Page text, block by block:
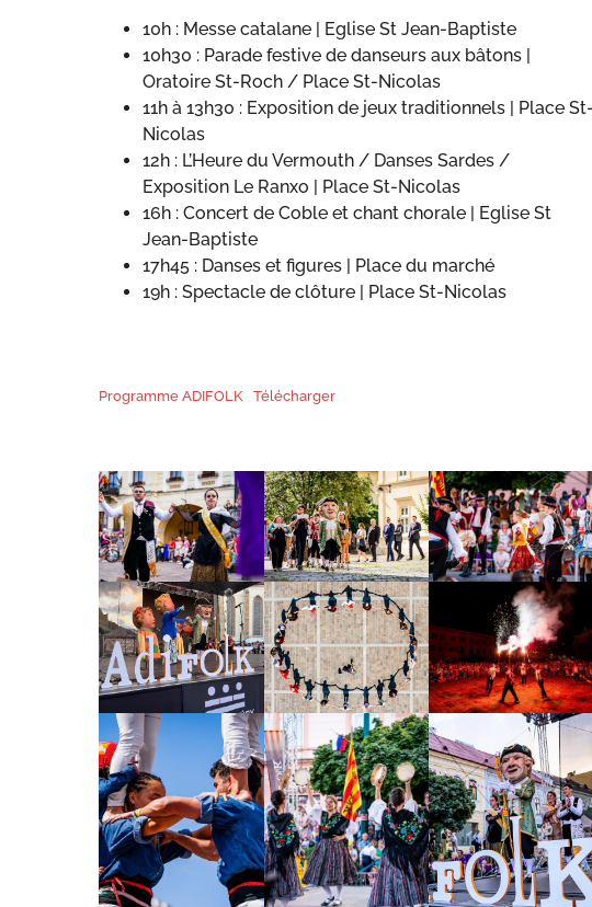
10h : Messe catalane | Eglise St Jean-Baptiste
10h30 : Parade festive de danseurs aux bâtons |
Oratoire St-Roch / Place St-Nicolas
11h à 13h30 : Exposition de jeux traditionnels | Place St-
Nicolas
12h : L’Heure du Vermouth / Danses Sardes /
Exposition Le Ranxo | Place St-Nicolas
16h : Concert de Coble et chant chorale | Eglise St
Jean-Baptiste
17h45 : Danses et figures | Place du marché
19h : Spectacle de clôture | Place St-Nicolas
Programme ADIFOLK Télécharger